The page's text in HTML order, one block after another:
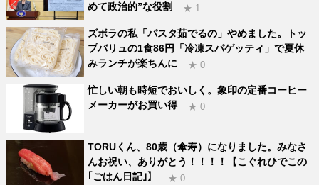
めて政治的”な役割
★ 1
ズボラの私「パスタ茹でるの」やめました。トッ
プバリュの1食86円「冷凍スパゲッティ」で夏休
みランチが楽ちんに
★ 0
忙しい朝も時短でおいしく。象印の定番コーヒー
メーカーがお買い得
★ 0
TORUくん、80歳（傘寿）になりました。みなさ
んお祝い、ありがとう！！！！【こぐれひでこの
｢ごはん日記｣】
★ 0